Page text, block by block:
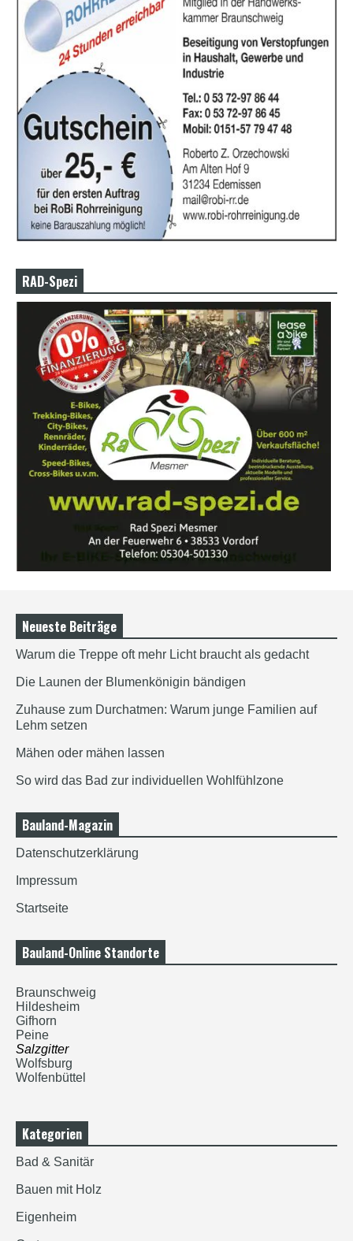
RAD-Spezi
Neueste Beiträge
Warum die Treppe oft mehr Licht braucht als gedacht
Die Launen der Blumenkönigin bändigen
Zuhause zum Durchatmen: Warum junge Familien auf
Lehm setzen
Mähen oder mähen lassen
So wird das Bad zur individuellen Wohlfühlzone
Bauland-Magazin
Datenschutzerklärung
Impressum
Startseite
Bauland-Online Standorte
Braunschweig
Hildesheim
Gifhorn
Peine
Salzgitter
Wolfsburg
Wolfenbüttel
Kategorien
Bad & Sanitär
Bauen mit Holz
Eigenheim